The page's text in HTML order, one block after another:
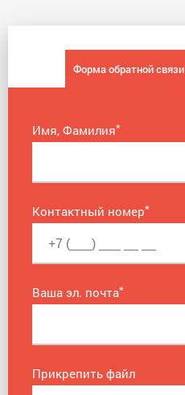
Форма обратной связи
Имя, Фамилия*
Контактный номер*
Ваша эл. почта*
Прикрепить файл